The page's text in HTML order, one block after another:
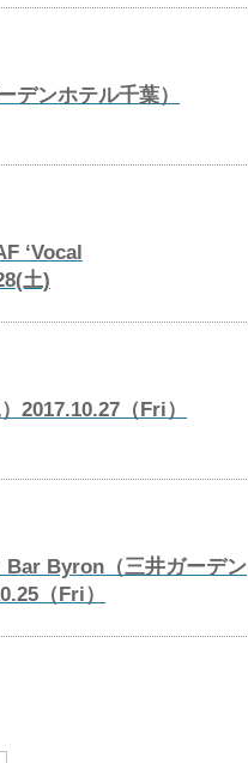
デンホテル千葉）
‘Vocal
土)
2017.10.27（Fri）
Bar Byron（三井ガーデン
（Fri）